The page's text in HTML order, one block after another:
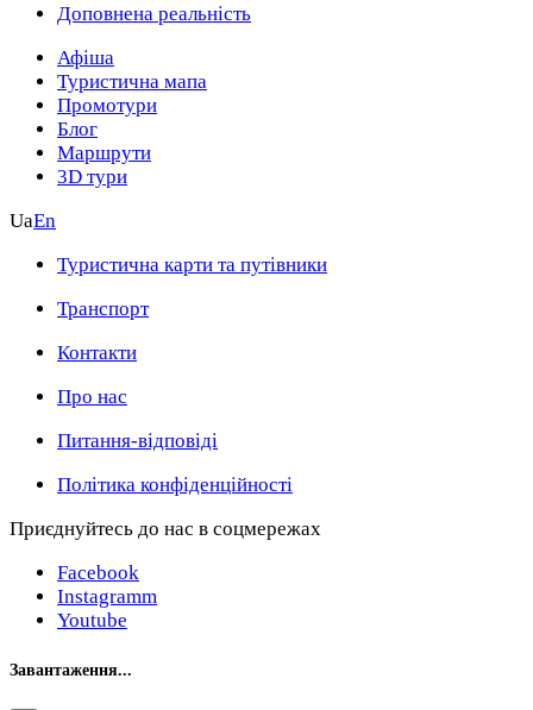
Доповнена реальність
Афіша
Туристична мапа
Промотури
Блог
Маршрути
3D тури
UaEn
Туристична карти та путівники
Транспорт
Контакти
Про нас
Питання-відповіді
Політика конфіденційності
Приєднуйтесь до нас в соцмережах
Facebook
Instagramm
Youtube
Завантаження...